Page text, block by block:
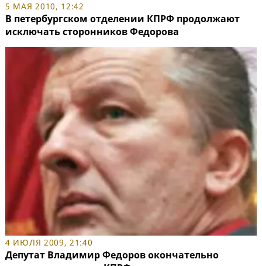
5 МАЯ 2010, 12:42
В петербургском отделении КПРФ продолжают
исключать сторонников Федорова
4 ИЮЛЯ 2009, 21:40
Депутат Владимир Федоров окончательно